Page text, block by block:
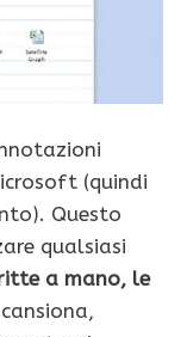
(quindi
Questo
qualsiasi
a mano, le